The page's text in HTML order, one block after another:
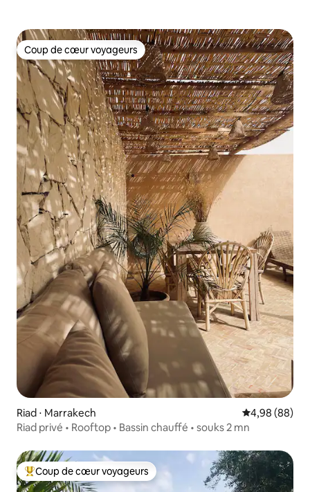
Coup de cœur voyageurs
Coup de cœur voyageurs
Riad ⋅ Marrakech Évaluation
4,98 (88)
Riad privé • Rooftop • Bassin chauffé • souks 2 mn
Coups de cœur voyageurs les plus appréciés
Coup de cœur voyageurs